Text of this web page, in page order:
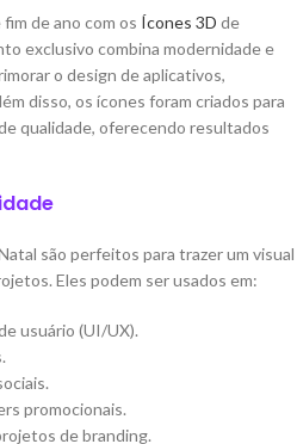
de ano com os Ícones 3D de
exclusivo combina modernidade e
o design de aplicativos,
disso, os ícones foram criados para
qualidade, oferecendo resultados
são perfeitos para trazer um visual
Eles podem ser usados em:
usuário (UI/UX).
promocionais.
de branding.